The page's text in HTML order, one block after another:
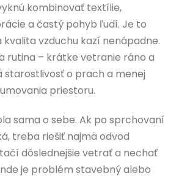
kombinovať textílie,
a častý pohyb ľudí. Je to
kvalita vzduchu kazí nenápadne.
rutina – krátke vetranie ráno a
starostlivosť o prach a menej
priestoru.
sama o sebe. Ak po sprchovaní
treba riešiť najmä odvod
dôslednejšie vetrať a nechať
je problém stavebný alebo